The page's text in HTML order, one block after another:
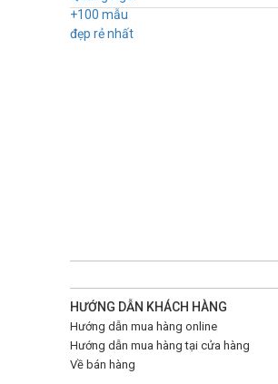
HƯỚNG DẪN KHÁCH HÀNG
Hướng dẫn mua hàng online
Hướng dẫn mua hàng tại cửa hàng
Về bán hàng